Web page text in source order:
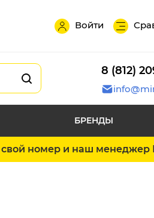
Войти
8 (812)
БРЕНДЫ
номер и наш